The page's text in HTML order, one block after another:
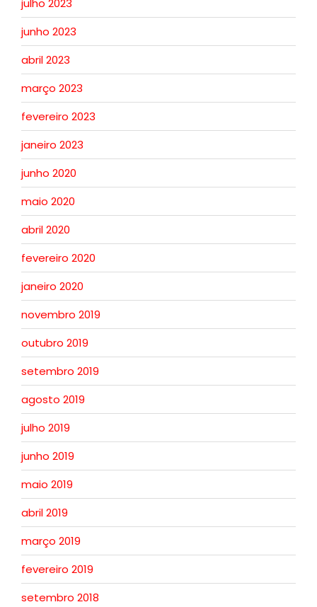
junho 2023
abril 2023
março 2023
fevereiro 2023
janeiro 2023
junho 2020
maio 2020
abril 2020
fevereiro 2020
janeiro 2020
novembro 2019
outubro 2019
setembro 2019
agosto 2019
julho 2019
junho 2019
maio 2019
abril 2019
março 2019
fevereiro 2019
setembro 2018